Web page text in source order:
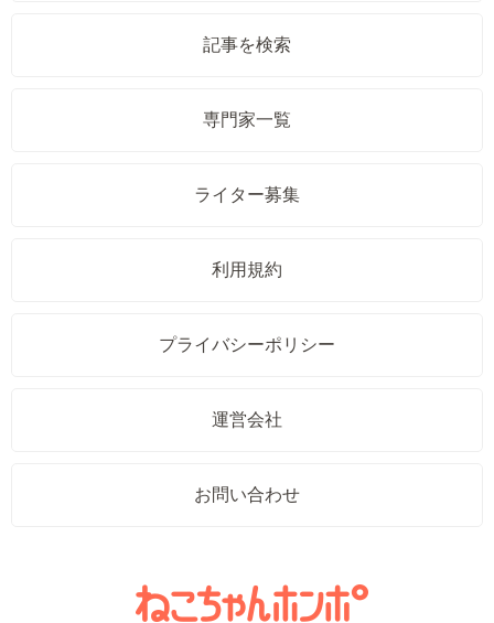
記事を検索
専門家一覧
ライター募集
利用規約
プライバシーポリシー
運営会社
お問い合わせ